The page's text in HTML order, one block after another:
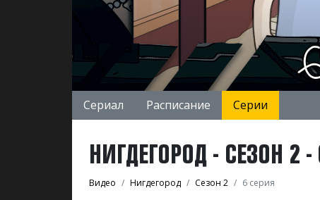
Сериал Расписание Серии
НИГДЕГОРОД - СЕЗОН 2
Видео Нигдегород Сезон 2 6 серия